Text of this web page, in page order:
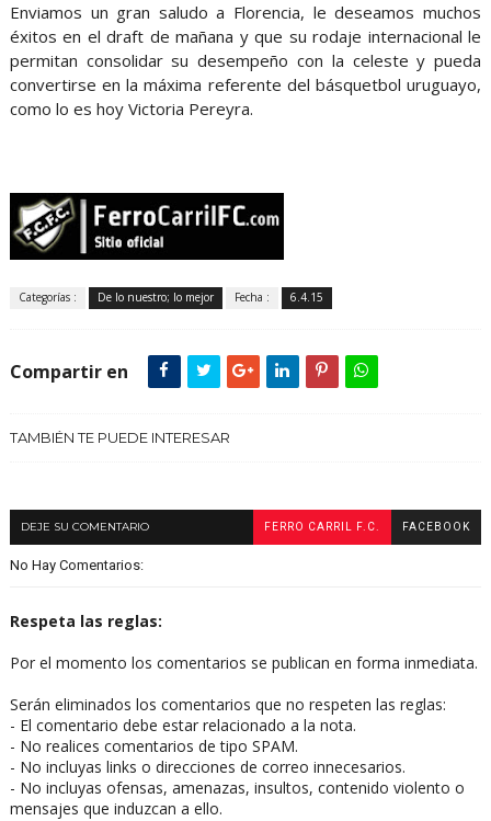
Enviamos un gran saludo a Florencia, le deseamos muchos
éxitos en el draft de mañana y que su rodaje internacional le
permitan consolidar su desempeño con la celeste y pueda
convertirse en la máxima referente del básquetbol uruguayo,
como lo es hoy Victoria Pereyra.
Categorías : De lo nuestro; lo mejor Fecha : 6.4.15
Compartir en
TAMBIÉN TE PUEDE INTERESAR
DEJE SU COMENTARIO FERRO CARRIL F.C. FACEBOOK
No Hay Comentarios:
Respeta las reglas:
Por el momento los comentarios se publican en forma inmediata.
Serán eliminados los comentarios que no respeten las reglas:
- El comentario debe estar relacionado a la nota.
- No realices comentarios de tipo SPAM.
- No incluyas links o direcciones de correo innecesarios.
- No incluyas ofensas, amenazas, insultos, contenido violento o
mensajes que induzcan a ello.